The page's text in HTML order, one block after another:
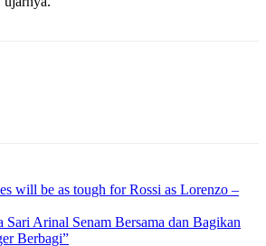
will be as tough for Rossi as Lorenzo –
Sari Arinal Senam Bersama dan Bagikan
Berbagi”